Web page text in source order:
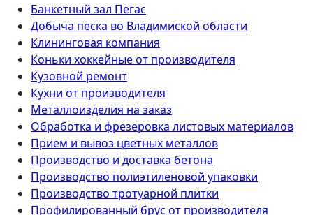
Банкетный зал Пегас
Добыча песка во Владимиской области
Клининговая компания
Коньки хоккейные от производителя
Кузовной ремонт
Кухни от производителя
Металлоизделия на заказ
Обработка и фрезеровка листовых материалов
Прием и вывоз цветных металлов
Производство и доставка бетона
Производство полиэтиленовой упаковки
Производство тротуарной плитки
Профилированный брус от производителя